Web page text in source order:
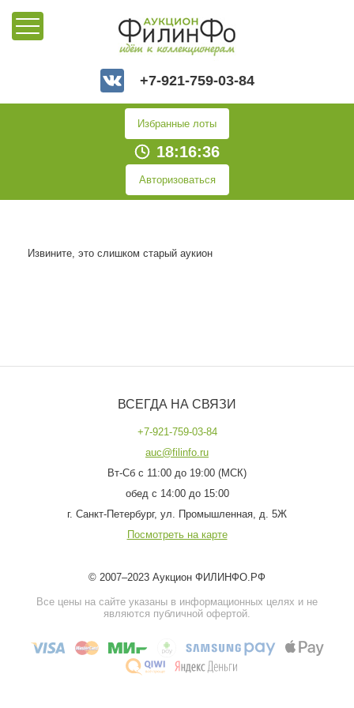
+7-921-759-03-84
Избранные лоты
18:16:36
Авторизоваться
Извините, это слишком старый аукион
ВСЕГДА НА СВЯЗИ
+7-921-759-03-84
auc@filinfo.ru
Вт-Сб с 11:00 до 19:00 (МСК)
обед с 14:00 до 15:00
г. Санкт-Петербург, ул. Промышленная, д. 5Ж
Посмотреть на карте
© 2007–2023 Аукцион ФИЛИНФО.РФ
Все цены на сайте указаны в информационных целях и не
являются публичной офертой.